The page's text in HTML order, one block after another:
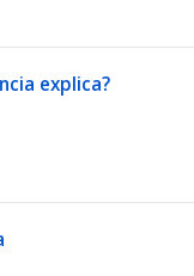
explica?